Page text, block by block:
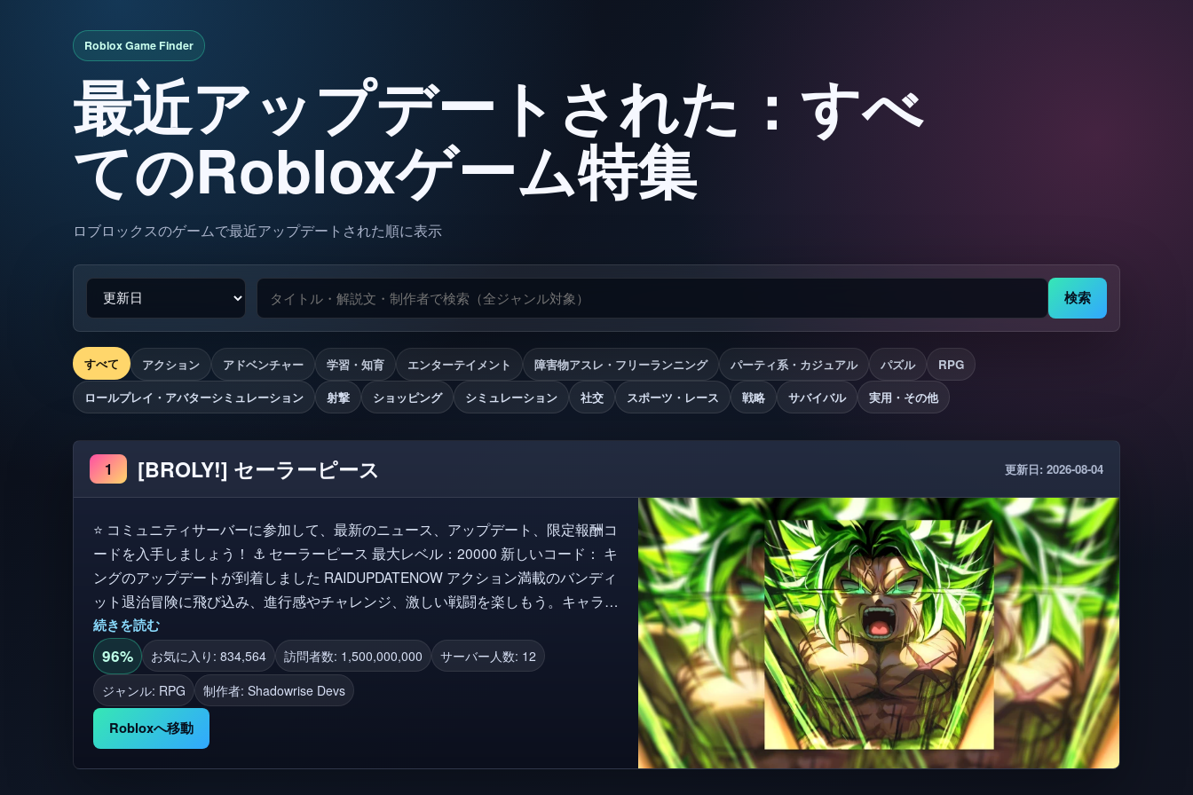
最近アップデートされた：すべ
てのRobloxゲーム特集
ロブロックスのゲームで最近アップデートされた順に表示
検索
すべて アクション アドベンチャー 学習・知育 エンターテイメント 障害物アスレ・フリーランニング パーティ系・カジュアル パズル
RPG
ロールプレイ・アバターシミュレーション
射撃 ショッピング シミュレーション 社交 スポーツ・レース 戦略 サバイバル 実用・その他
1 [BROLY!] セーラーピース 更新日: 2026-08-04
⭐ コミュニティサーバーに参加して、最新のニュース、アップデート、限定報酬コ
ードを入手しましょう！ ⚓ セーラーピース 最大レベル：20000 新しいコード： キ
ングのアップデートが到着しました RAIDUPDATENOW アクション満載のバンディ
ット退治冒険に飛び込み、進行感やチャレンジ、激しい戦闘を楽しもう。キャラク
ターを鍛えて、より強くなり、最大レベルに向かってさらに強い敵と戦おう。 💻
PCサポート 📱 モバイルサポート 🎮コンソールサポート 🔧 サーバーは、アップデ
ート、改善、またはバグ修正のためにシャットダウンすることがあります。これ
は、最高のゲーム体験を保証するためです。
続きを読む
96% お気に入り: 834,564 訪問者数: 1,500,000,000
サーバー人数: 12
ジャンル: RPG
制作者: Shadowrise Devs
Robloxへ移動